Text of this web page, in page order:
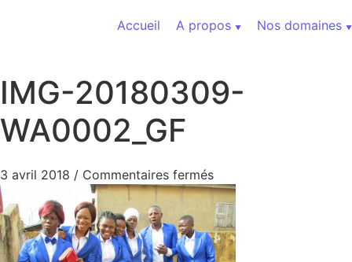
Accueil
A propos Nos domaines
IMG-20180309-
WA0002_GF
3 avril 2018 / Commentaires ferméssur IMG-20180309-